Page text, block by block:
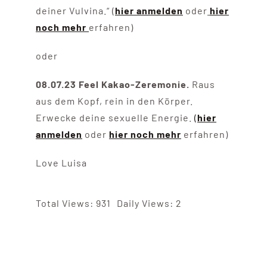
deiner Vulvina.“ (hier anmelden oder hier
noch mehr erfahren)
oder
08.07.23 Feel Kakao-Zeremonie. Raus
aus dem Kopf, rein in den Körper.
Erwecke deine sexuelle Energie. (hier
anmelden oder hier noch mehr erfahren)
Love Luisa
Total Views: 931 Daily Views: 2